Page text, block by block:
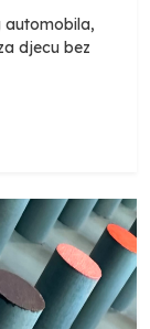
automobila,
djecu bez